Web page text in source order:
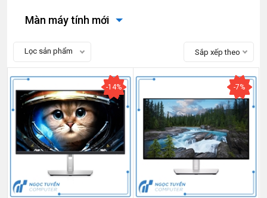
Màn máy tính mới
Lọc sản phẩm Sắp xếp theo
-14% -7%